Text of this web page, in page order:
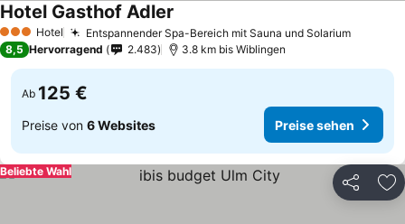
3 SterneHotel Entspannender Spa-Bereich mit Sauna und SolariumPreise
Hotel Gasthof Adler
8,5 Hervorragend 2.483 3.8 km bis Wiblingen
Ab 125 €
Preise von 6 Websites Preise sehen
Teilen
Beliebte Wahl